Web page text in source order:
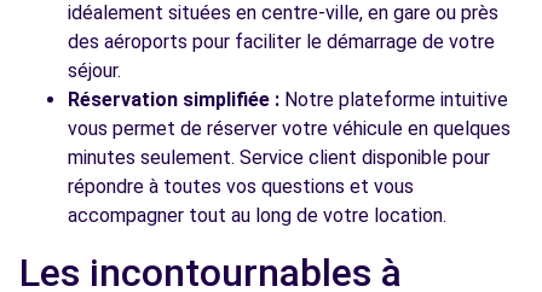
idéalement situées en centre-ville, en gare ou près
des aéroports pour faciliter le démarrage de votre
séjour.
Réservation simplifiée : Notre plateforme intuitive
vous permet de réserver votre véhicule en quelques
minutes seulement. Service client disponible pour
répondre à toutes vos questions et vous
accompagner tout au long de votre location.
Les incontournables à